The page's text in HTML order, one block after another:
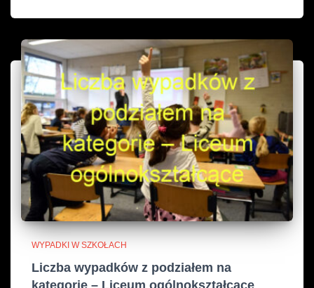
WYPADKI W SZKOŁACH
Liczba wypadków z podziałem na